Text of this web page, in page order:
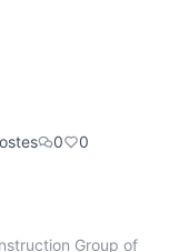
participant
0 0
Group of